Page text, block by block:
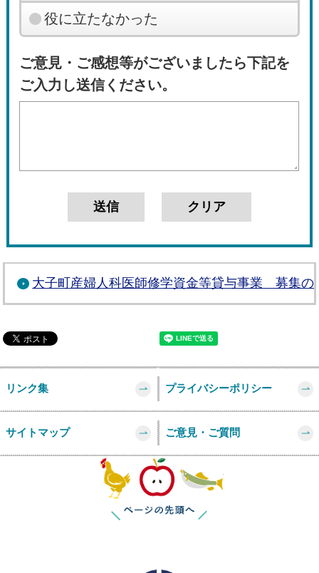
役に立たなかった
ご意見・ご感想等がございましたら下記を
ご入力し送信ください。
大子町産婦人科医師修学資金等貸与事業 募集の
リンク集 プライバシーポリシー
サイトマップ ご意見・ご質問